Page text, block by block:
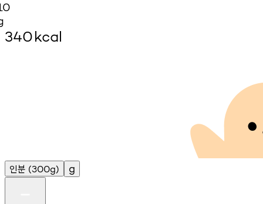
340kcal
인분 (300g) g